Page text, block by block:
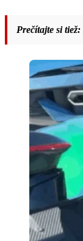
Prečítajte si tiež: